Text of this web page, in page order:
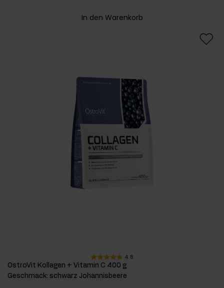
In den Warenkorb
4.8
OstroVit Kollagen + Vitamin C 400 g
Geschmack: schwarz Johannisbeere